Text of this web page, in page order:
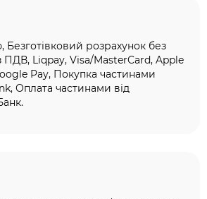
Безготівковий розрахунок без
ПДВ, Liqpay, Visa/MasterCard, Apple
Pay, Покупка частинами
Оплата частинами від